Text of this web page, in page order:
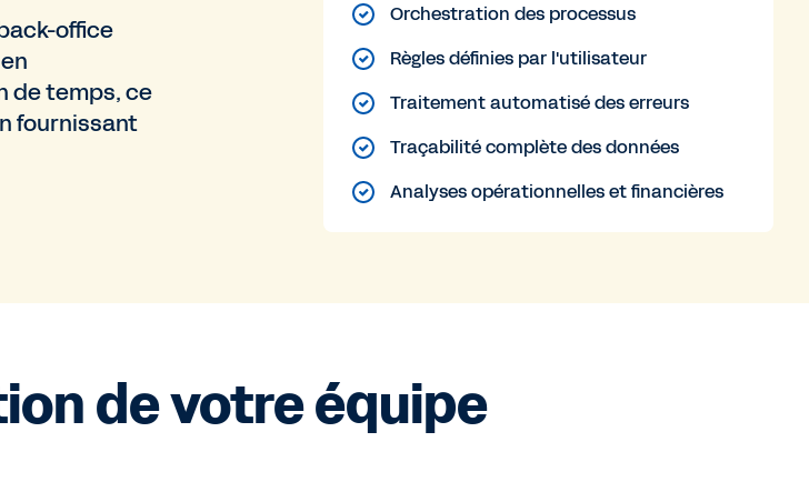
office
de temps, ce
fournissant
Orchestration des processus
Règles définies par l'utilisateur
Traitement automatisé des erreurs
Traçabilité complète des données
Analyses opérationnelles et financières
de votre équipe